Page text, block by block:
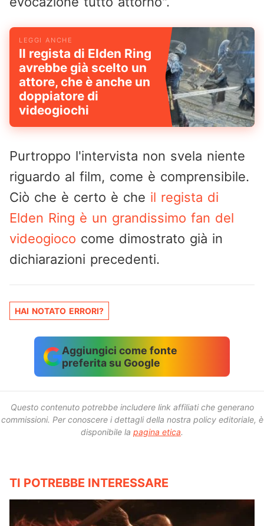
Il regista di Elden Ring
avrebbe già scelto un
attore, che è anche un
doppiatore di
videogiochi
Purtroppo l'intervista non svela niente
riguardo al film, come è comprensibile.
Ciò che è certo è che il regista di
Elden Ring è un grandissimo fan del
videogioco come dimostrato già in
dichiarazioni precedenti.
HAI NOTATO ERRORI?
Aggiungici come fonte
preferita su Google
Questo contenuto potrebbe includere link affiliati che generano
commissioni. Per conoscere i dettagli della nostra policy editoriale, è
disponibile la pagina etica.
TI POTREBBE INTERESSARE